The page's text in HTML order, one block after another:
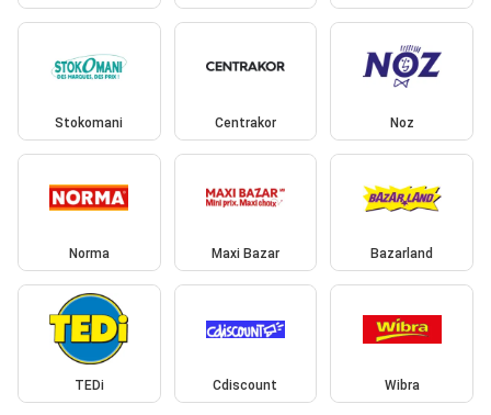
Stokomani Centrakor Noz
Norma Maxi Bazar Bazarland
TEDi Cdiscount Wibra